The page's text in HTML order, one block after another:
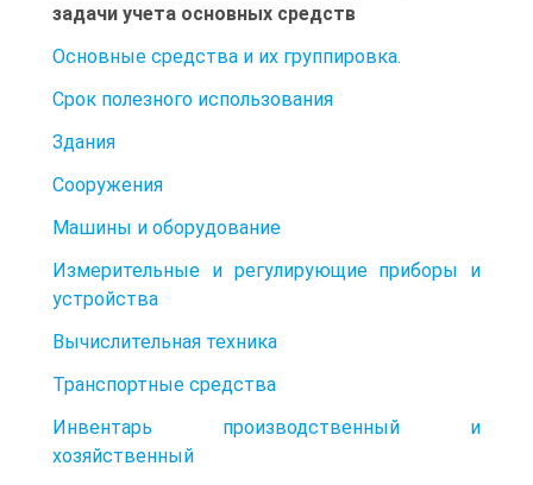
задачи учета основных средств
Основные средства и их группировка.
Срок полезного использования
Здания
Сооружения
Машины и оборудование
Измерительные и регулирующие приборы и
устройства
Вычислительная техника
Транспортные средства
Инвентарь производственный и
хозяйственный